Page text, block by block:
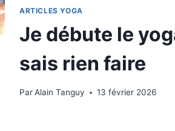
ARTICLES YOGA
Je débute le
sais rien faire
ParAlain Tanguy 13 février 2026